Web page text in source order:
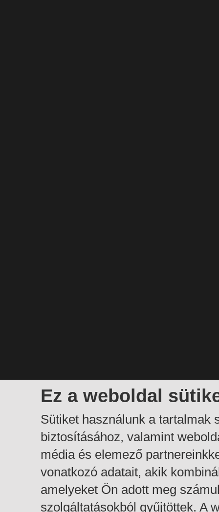
Ez a weboldal
Sütiket használunk a tartalmak
biztosításához, valamint
média és elemező
vonatkozó adatait, akik
amelyeket Ön adott meg
szolgáltatásokból gyűjtöttek. A